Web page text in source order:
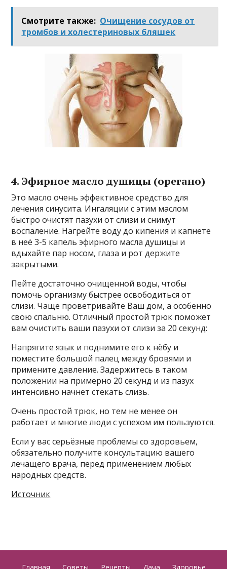
Смотрите также: Очищение сосудов от
тромбов и холестериновых бляшек
4. Эфирное масло душицы (орегано)
Это масло очень эффективное средство для
лечения синусита. Ингаляции с этим маслом
быстро очистят пазухи от слизи и снимут
воспаление. Нагрейте воду до кипения и капнете
в неё 3-5 капель эфирного масла душицы и
вдыхайте пар носом, глаза и рот держите
закрытыми.
Пейте достаточно очищенной воды, чтобы
помочь организму быстрее освободиться от
слизи. Чаще проветривайте Ваш дом, а особенно
свою спальню. Отличный простой трюк поможет
вам очистить ваши пазухи от слизи за 20 секунд:
Напрягите язык и поднимите его к нёбу и
поместите большой палец между бровями и
примените давление. Задержитесь в таком
положении на примерно 20 секунд и из пазух
интенсивно начнет стекать слизь.
Очень простой трюк, но тем не менее он
работает и многие люди с успехом им пользуются.
Если у вас серьёзные проблемы со здоровьем,
обязательно получите консультацию вашего
лечащего врача, перед применением любых
народных средств.
Источник